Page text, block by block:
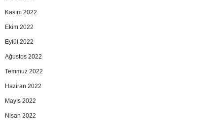
Kasım 2022
Ekim 2022
Eylül 2022
Ağustos 2022
Temmuz 2022
Haziran 2022
Mayıs 2022
Nisan 2022